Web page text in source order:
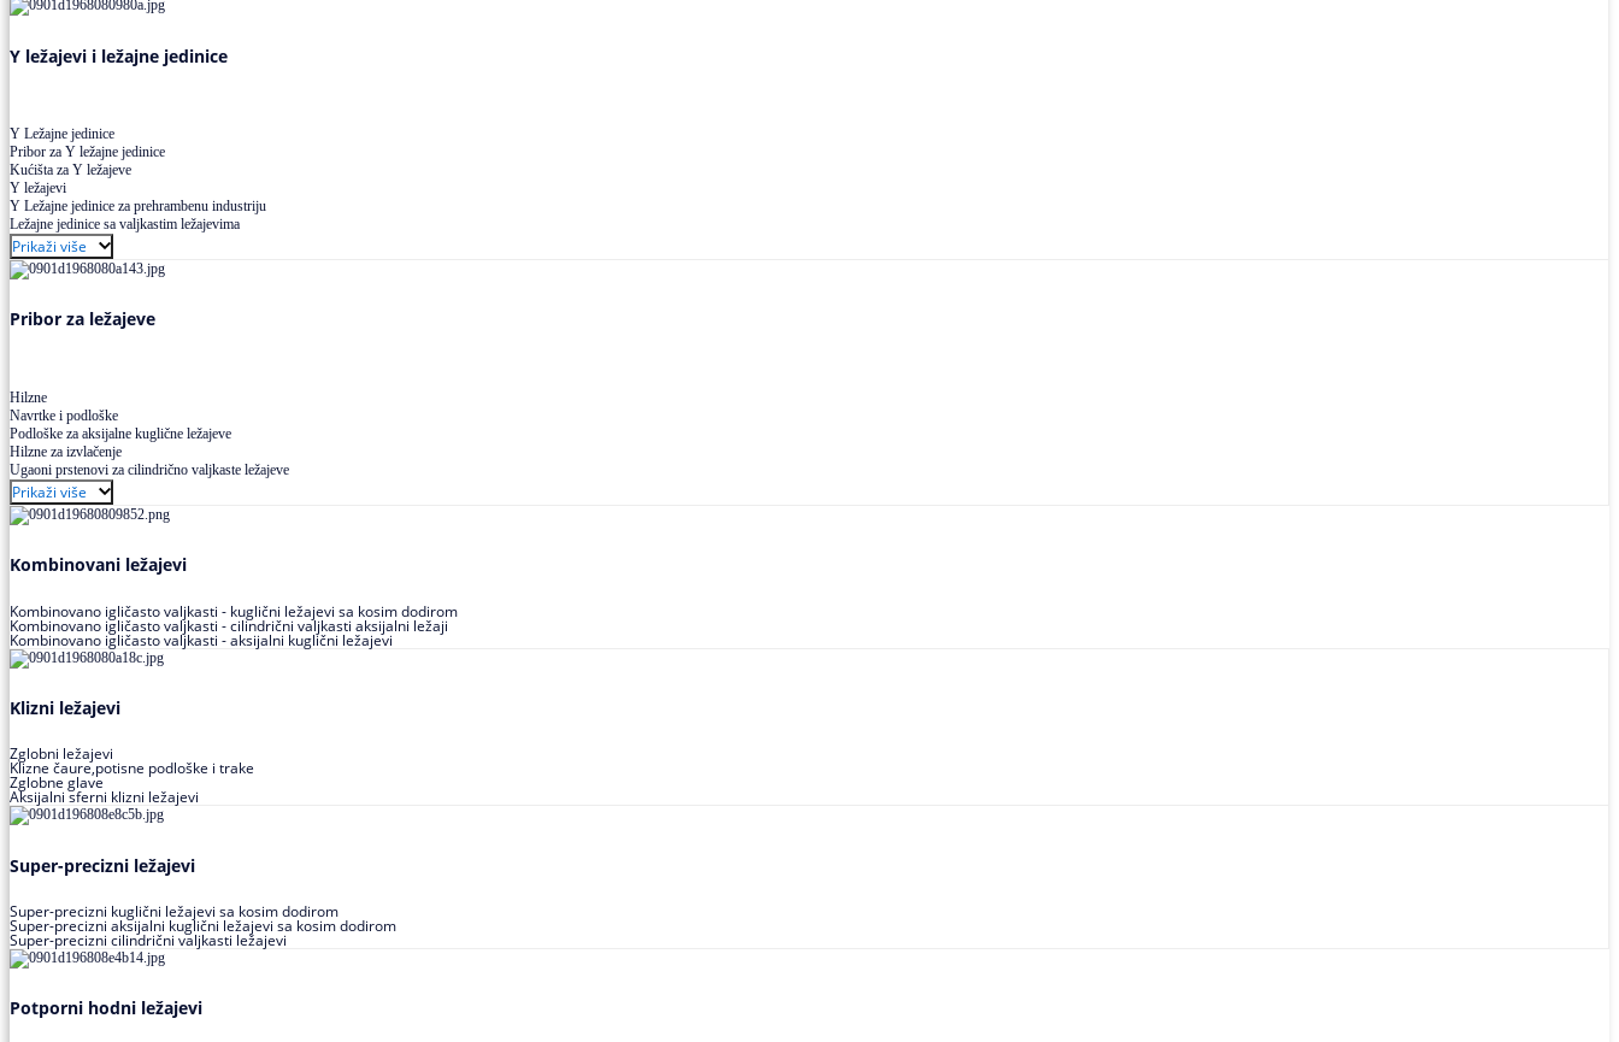
Y ležajevi i ležajne jedinice
Y Ležajne jedinice
Pribor za Y ležajne jedinice
Kućišta za Y ležajeve
Y ležajevi
Y Ležajne jedinice za prehrambenu industriju
Ležajne jedinice sa valjkastim ležajevima
Prikaži više
Pribor za ležajeve
Hilzne
Navrtke i podloške
Podloške za aksijalne kuglične ležajeve
Hilzne za izvlačenje
Ugaoni prstenovi za cilindrično valjkaste ležajeve
Prikaži više
Kombinovani ležajevi
Kombinovano igličasto valjkasti - kuglični ležajevi sa kosim dodirom
Kombinovano igličasto valjkasti - cilindrični valjkasti aksijalni ležaji
Kombinovano igličasto valjkasti - aksijalni kuglični ležajevi
Klizni ležajevi
Zglobni ležajevi
Klizne čaure,potisne podloške i trake
Zglobne glave
Aksijalni sferni klizni ležajevi
Super-precizni ležajevi
Super-precizni kuglični ležajevi sa kosim dodirom
Super-precizni aksijalni kuglični ležajevi sa kosim dodirom
Super-precizni cilindrični valjkasti ležajevi
Potporni hodni ležajevi